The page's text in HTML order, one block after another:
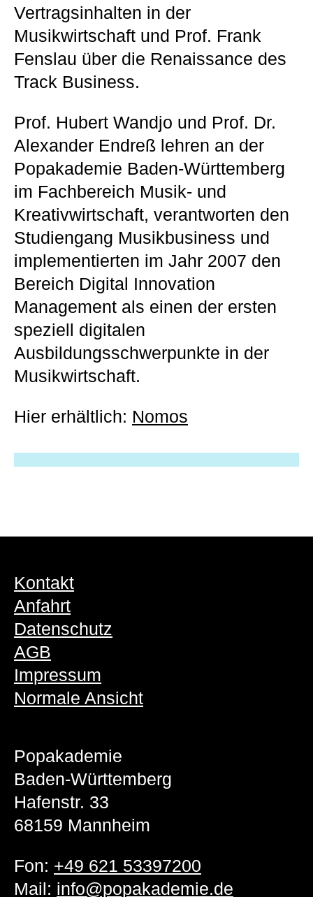
Vertragsinhalten in der
Musikwirtschaft und Prof. Frank
Fenslau über die Renaissance des
Track Business.
Prof. Hubert Wandjo und Prof. Dr.
Alexander Endreß lehren an der
Popakademie Baden-Württemberg
im Fachbereich Musik- und
Kreativwirtschaft, verantworten den
Studiengang Musikbusiness und
implementierten im Jahr 2007 den
Bereich Digital Innovation
Management als einen der ersten
speziell digitalen
Ausbildungsschwerpunkte in der
Musikwirtschaft.
Hier erhältlich: Nomos
Kontakt
Anfahrt
Datenschutz
AGB
Impressum
Normale Ansicht
Popakademie
Baden-Württemberg
Hafenstr. 33
68159 Mannheim
Fon: +49 621 53397200
Mail: info@popakademie.de